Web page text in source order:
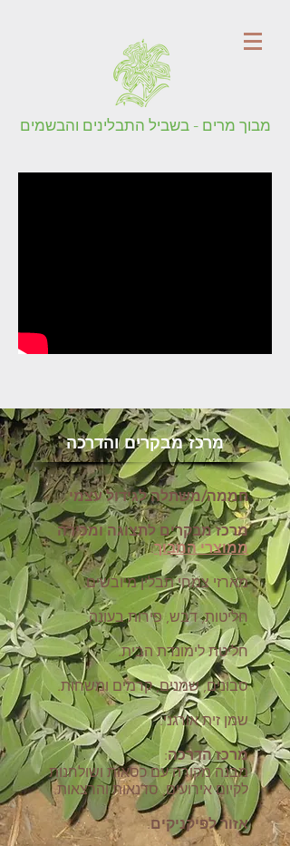
מבוך מרים - בשביל התבלינים והבשמים
מרכז מבקרים והדרכה
חממה/משתלה לגידול עצמי.
מרכז מבקרים לתצוגה ומכירה
ממוצרי המבוך:
מארזי צמחי תבלין מיובשים.
חליטות, דבש, פירות בעונה.
חליטת לימונדת הבית.
סבונים, שמנים, קרמים ומשחות.
שמן זית אורגני.
מרכז הדרכה:
מבנה מקורה עם כסאות ושולחנות
לקיום אירועים, סדנאות והרצאות.
אזור לפיקניקים.